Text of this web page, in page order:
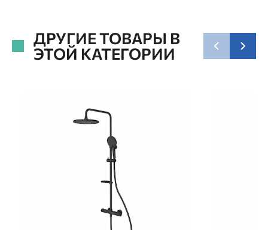
ДРУГИЕ ТОВАРЫ В
ЭТОЙ КАТЕГОРИИ